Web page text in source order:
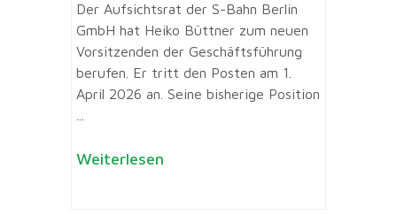
Der Aufsichtsrat der S-Bahn Berlin
GmbH hat Heiko Büttner zum neuen
Vorsitzenden der Geschäftsführung
berufen. Er tritt den Posten am 1.
April 2026 an. Seine bisherige Position
Weiterlesen